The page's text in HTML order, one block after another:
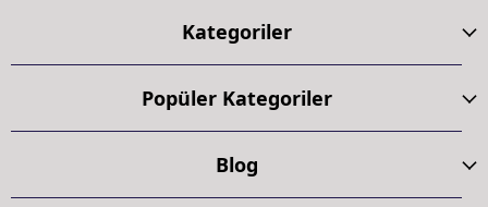
Kategoriler
Popüler Kategoriler
Blog